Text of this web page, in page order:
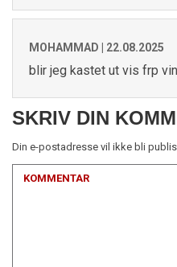
MOHAMMAD | 22.08.2025
blir jeg kastet ut vis frp
SKRIV DIN
Din e-postadresse vil ikke bli
KOMMENTAR